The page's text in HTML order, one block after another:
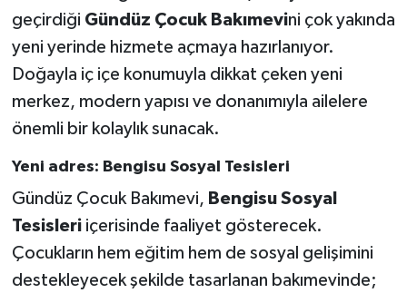
geçirdiği Gündüz Çocuk Bakımevini çok yakında
yeni yerinde hizmete açmaya hazırlanıyor.
Doğayla iç içe konumuyla dikkat çeken yeni
merkez, modern yapısı ve donanımıyla ailelere
önemli bir kolaylık sunacak.
Yeni adres: Bengisu Sosyal Tesisleri
Gündüz Çocuk Bakımevi, Bengisu Sosyal
Tesisleriiçerisinde faaliyet gösterecek.
Çocukların hem eğitim hem de sosyal gelişimini
destekleyecek şekilde tasarlanan bakımevinde;
Teknoloji
Vefat Haberleri